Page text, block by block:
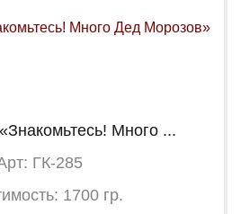
Много ...
ГК-285
1700 гр.